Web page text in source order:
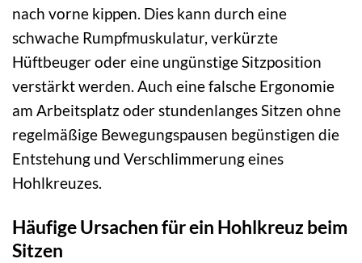
nach vorne kippen. Dies kann durch eine
schwache Rumpfmuskulatur, verkürzte
Hüftbeuger oder eine ungünstige Sitzposition
verstärkt werden. Auch eine falsche Ergonomie
am Arbeitsplatz oder stundenlanges Sitzen ohne
regelmäßige Bewegungspausen begünstigen die
Entstehung und Verschlimmerung eines
Hohlkreuzes.
Häufige Ursachen für ein Hohlkreuz beim
Sitzen